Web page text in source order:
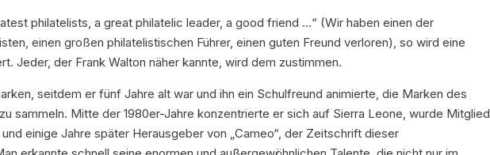
philatelists, a great philatelic leader, a good friend …“ (Wir haben einen der
einen großen philatelistischen Führer, einen guten Freund verloren), so wird eine
Jeder, der Frank Walton näher kannte, wird dem zustimmen.
seitdem er fünf Jahre alt war und ihn ein Schulfreund animierte, die Marken des
sammeln. Mitte der 1980er-Jahre konzentrierte er sich auf Sierra Leone, wurde Mitglied
einige Jahre später Herausgeber von „Cameo“, der Zeitschrift dieser